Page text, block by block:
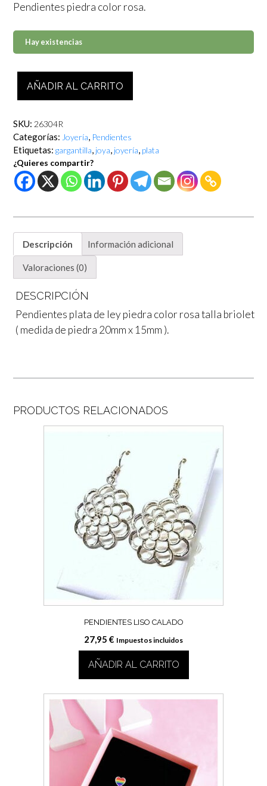
Pendientes piedra color rosa.
Hay existencias
piedra
color
cantidad
AÑADIR AL CARRITO
SKU: 26304R
Categorías: Joyería, Pendientes
Etiquetas: gargantilla, joya, joyería, plata
¿Quieres compartir?
Descripción Información adicional
Valoraciones (0)
DESCRIPCIÓN
Pendientes plata de ley piedra color rosa talla briolet
( medida de piedra 20mm x 15mm ).
PRODUCTOS RELACIONADOS
PENDIENTES LISO CALADO
27,95 € Impuestos incluidos
AÑADIR AL CARRITO